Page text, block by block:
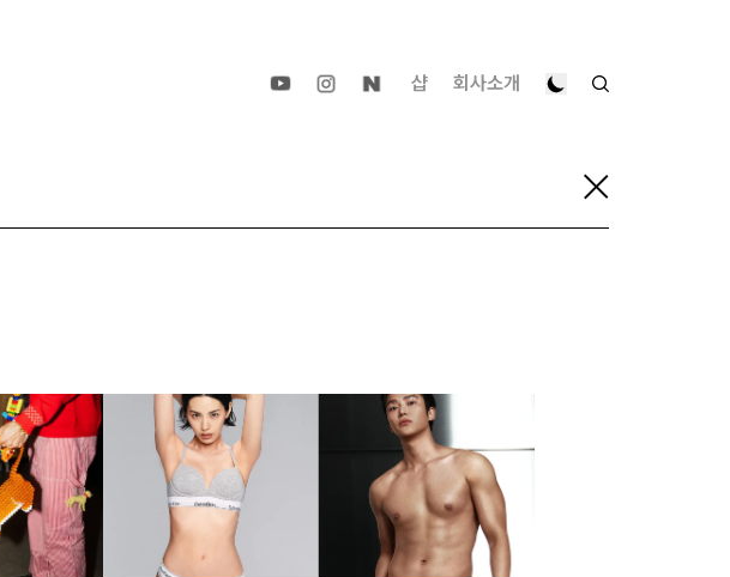
샵 회사소개